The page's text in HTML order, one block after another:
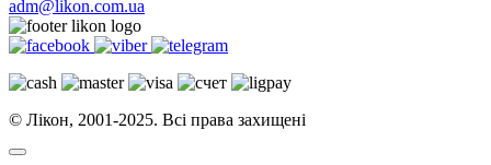
adm@likon.com.ua
© Лікон, 2001-2025. Всі права захищені